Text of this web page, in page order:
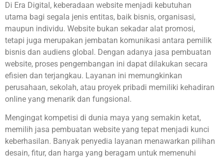
Di Era Digital, keberadaan website menjadi kebutuhan
utama bagi segala jenis entitas, baik bisnis, organisasi,
maupun individu. Website bukan sekadar alat promosi,
tetapi juga merupakan jembatan komunikasi antara pemilik
bisnis dan audiens global. Dengan adanya jasa pembuatan
website, proses pengembangan ini dapat dilakukan secara
efisien dan terjangkau. Layanan ini memungkinkan
perusahaan, sekolah, atau proyek pribadi memiliki kehadiran
online yang menarik dan fungsional.
Mengingat kompetisi di dunia maya yang semakin ketat,
memilih jasa pembuatan website yang tepat menjadi kunci
keberhasilan. Banyak penyedia layanan menawarkan pilihan
desain, fitur, dan harga yang beragam untuk memenuhi